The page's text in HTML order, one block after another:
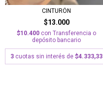
CINTURÓN
$13.000
$10.400 con Transferencia o
depósito bancario
3 cuotas sin interés de $4.333,33